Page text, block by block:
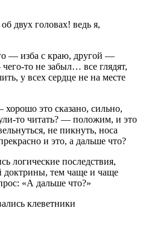
двух головах! ведь я,
— изба с краю, другой —
то не забыл… все глядят,
у всех сердце не на месте
это сказано, сильно,
то читать? — положим, и это
не пикнуть, носа
и это, а дальше что?
логические последствия,
тем чаще и чаще
«А дальше что?»
клеветники